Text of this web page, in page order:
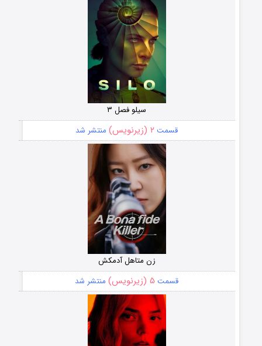
سیلو فصل ۳
قسمت ۲ (زیرنویس) منتشر شد
زن متاهل آدمکش
قسمت ۵ (زیرنویس) منتشر شد